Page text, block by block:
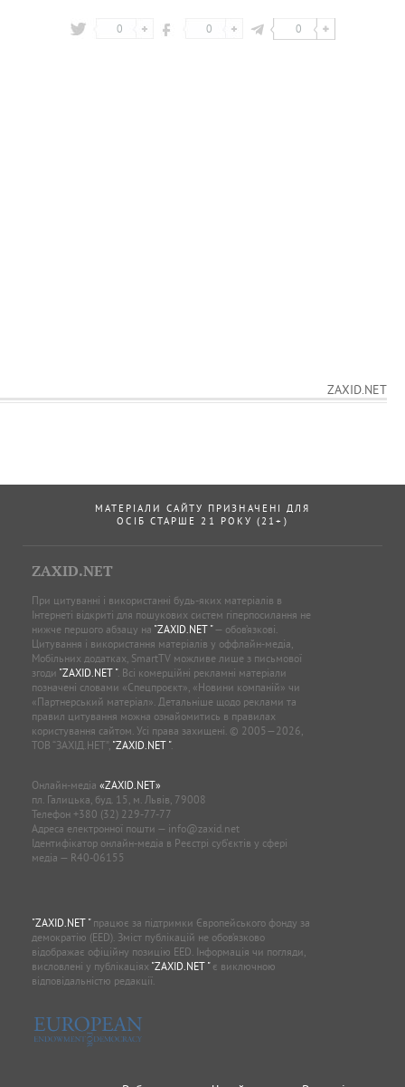
0 0 0
ZAXID.NET
МАТЕРІАЛИ САЙТУ ПРИЗНАЧЕНІ ДЛЯ
ОСІБ СТАРШЕ 21 РОКУ (21+)
ZAXID.NET
При цитуванні і використанні будь-яких матеріалів в
Інтернеті відкриті для пошукових систем гіперпосилання не
нижче першого абзацу на "ZAXID.NET "— обов’язкові.
Цитування і використання матеріалів у оффлайн-медіа,
Мобільних додатках, SmartTV можливе лише з письмової
згоди "ZAXID.NET ". Всі комерційні рекламні матеріали
позначені словами «Спецпроєкт», «Новини компаній» чи
«Партнерський матеріал». Детальніше щодо реклами та
правил цитування можна ознайомитись в правилах
користування сайтом. Усі права захищені. © 2005—2026,
ТОВ “ЗАХІД.НЕТ”, "ZAXID.NET ".
Онлайн-медіа «ZAXID.NET»
пл. Галицька, буд. 15, м. Львів, 79008
Телефон +380 (32) 229-77-77
Адреса електронної пошти — info@zaxid.net
Ідентифікатор онлайн-медіа в Реєстрі суб'єктів у сфері
медіа — R40-06155
"ZAXID.NET "працює за підтримки Європейського фонду за
демократію (EED). Зміст публікацій не обов’язково
відображає офіційну позицію EED. Інформація чи погляди,
висловлені у публікаціях "ZAXID.NET "є виключною
відповідальністю редакції.